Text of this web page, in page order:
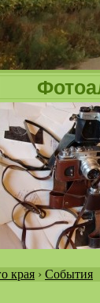
края › События